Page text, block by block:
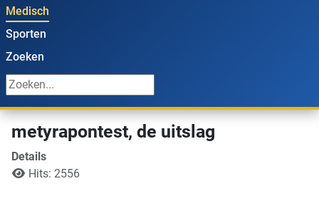
Medisch
Sporten
Zoeken
metyrapontest, de uitslag
Details
Hits: 2556